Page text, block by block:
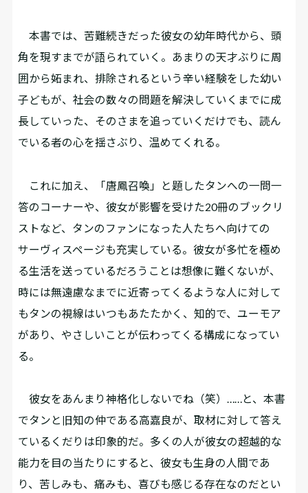
本書では、苦難続きだった彼女の幼年時代から、頭
角を現すまでが語られていく。あまりの天才ぶりに周
囲から妬まれ、排除されるという辛い経験をした幼い
子どもが、社会の数々の問題を解決していくまでに成
長していった、そのさまを追っていくだけでも、読ん
でいる者の心を揺さぶり、温めてくれる。
これに加え、「唐鳳召喚」と題したタンへの一問一
答のコーナーや、彼女が影響を受けた20冊のブックリ
ストなど、タンのファンになった人たちへ向けての
サーヴィスページも充実している。彼女が多忙を極め
る生活を送っているだろうことは想像に難くないが、
時には無遠慮なまでに近寄ってくるような人に対して
もタンの視線はいつもあたたかく、知的で、ユーモア
があり、やさしいことが伝わってくる構成になってい
る。
彼女をあんまり神格化しないでね（笑）……と、本書
でタンと旧知の仲である高嘉良が、取材に対して答え
ているくだりは印象的だ。多くの人が彼女の超越的な
能力を目の当たりにすると、彼女も生身の人間であ
り、苦しみも、痛みも、喜びも感じる存在なのだとい